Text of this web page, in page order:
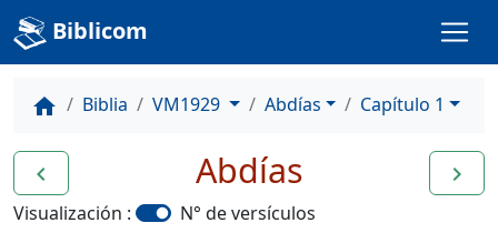
Biblicom
home Biblia VM1929 Abdías Capítulo 1
navigate_before navigate_next
Abdías
Visualización : N° de versículos